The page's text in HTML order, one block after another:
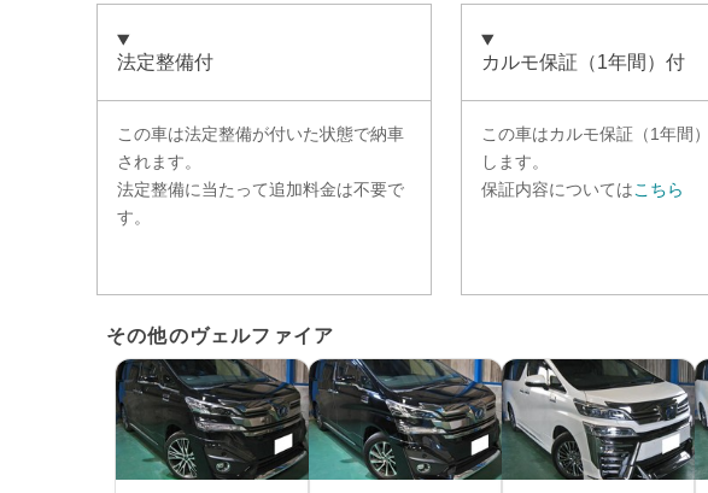
法定整備付
この車は法定整備が付いた状態で納車
されます。
法定整備に当たって追加料金は不要で
す。
カルモ保証（1年間）付
この車はカルモ保証（1年間）
します。
保証内容についてはこちら
その他のヴェルファイア